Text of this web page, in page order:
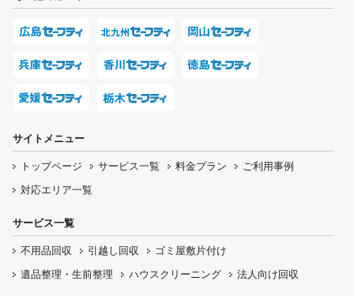
サイトメニュー
トップページ サービス一覧 料金プラン
ご利用事例
対応エリア一覧
サービス一覧
不用品回収 引越し回収
ゴミ屋敷片付け
遺品整理・生前整理
ハウスクリーニング 法人向け回収